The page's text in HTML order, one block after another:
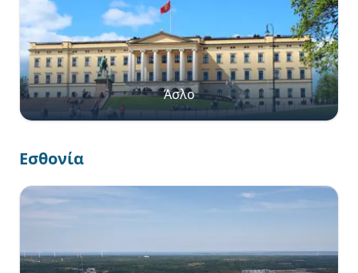
Άσλο
Εσθονία